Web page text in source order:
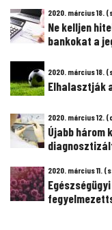
2020. március 18.
Ne kelljen
bankokat a
2020. március 18.
Elhalasztják
2020. március 12.
Újabb
2020. március 11.